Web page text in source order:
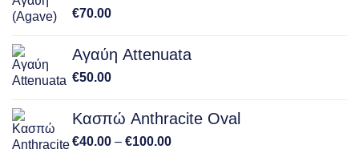
€70.00
Αγαύη Attenuata
€50.00
Κασπώ Anthracite Oval
€40.00 – €100.00Price